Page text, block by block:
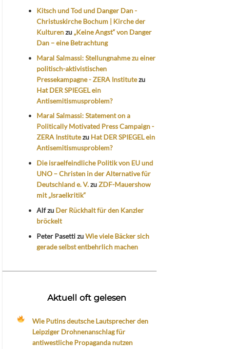
Kitsch und Tod und Danger Dan -
Christuskirche Bochum | Kirche der
Kulturenzu „Keine Angst“ von Danger
Dan – eine Betrachtung
Maral Salmassi: Stellungnahme zu einer
politisch-aktivistischen
Pressekampagne - ZERA Institutezu
Hat DER SPIEGEL ein
Antisemitismusproblem?
Maral Salmassi: Statement on a
Politically Motivated Press Campaign -
ZERA Institutezu Hat DER SPIEGEL ein
Antisemitismusproblem?
Die israelfeindliche Politik von EU und
UNO – Christen in der Alternative für
Deutschland e. V.zuZDF-Mauershow
mit „Israelkritik“
Alfzu Der Rückhalt für den Kanzler
bröckelt
Peter PasettizuWie viele Bäcker sich
gerade selbst entbehrlich machen
Aktuell oft gelesen
Wie Putins deutsche Lautsprecher den
Leipziger Drohnenanschlag für
antiwestliche Propaganda nutzen